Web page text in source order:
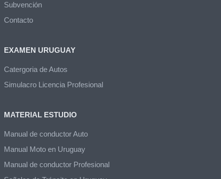
Subvención
Contacto
EXAMEN URUGUAY
Catergoria de Autos
Simulacro Licencia Profesional
MATERIAL ESTUDIO
Manual de conductor Auto
Manual Moto en Uruguay
Manual de conductor Profesional